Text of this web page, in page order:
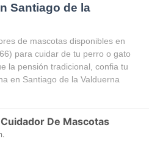
Santiago de la
de mascotas disponibles en
para cuidar de tu perro o gato
la pensión tradicional, confia tu
en Santiago de la Valduerna
Cuidador De Mascotas